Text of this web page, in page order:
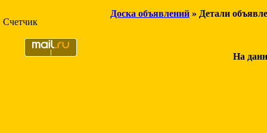
Счетчик
Доска объявлений » Детали
На